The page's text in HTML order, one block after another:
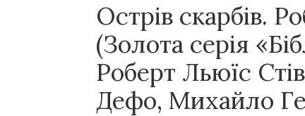
Острів скарбів.
(Золота серія
Роберт Льюїс
Дефо, Михайло